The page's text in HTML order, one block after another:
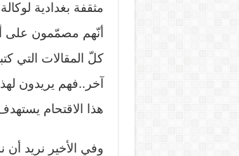
مثقفة بغدادية
أنّهم مصمّمون على
كلّ المقالات التي
آخر..فهم يريدون
هذا الاقتحام
وفي الأخير نريد أن